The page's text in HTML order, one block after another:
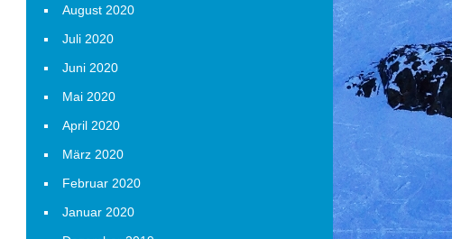
August 2020
Juli 2020
Juni 2020
Mai 2020
April 2020
März 2020
Februar 2020
Januar 2020